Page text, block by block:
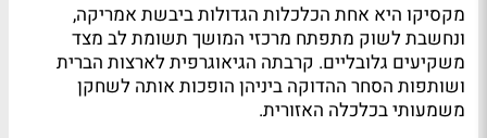
מקסיקו היא אחת הכלכלות הגדולות ביבשת אמריקה,
ונחשבת לשוק מתפתח מרכזי המושך תשומת לב מצד
משקיעים גלובליים. קרבתה הגיאוגרפית לארצות הברית
ושותפות הסחר ההדוקה ביניהן הופכות אותה לשחקן
משמעותי בכלכלה האזורית.